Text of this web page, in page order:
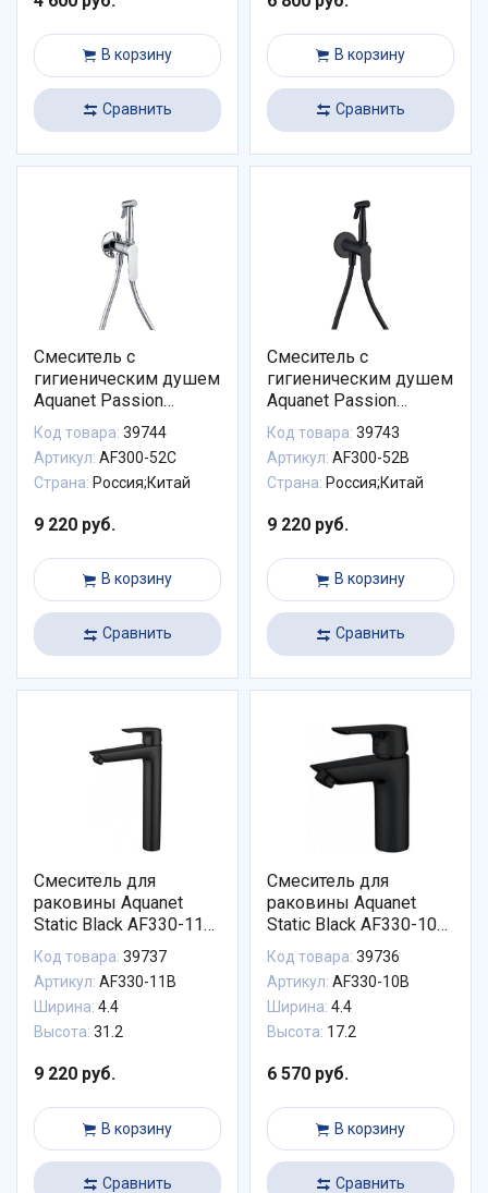
В корзину
Сравнить
В корзину
Сравнить
Смеситель с
гигиеническим душем
Aquanet Passion
AF300-52С (с
внутренней частью)
AF300-52С
Код товара: 39744
Артикул: AF300-52С
Страна: Россия;Китай
9 220 руб.
В корзину
Сравнить
Смеситель с
гигиеническим душем
Aquanet Passion
AF300-52B (с
внутренней частью)
AF300-52B
Код товара: 39743
Артикул: AF300-52B
Страна: Россия;Китай
9 220 руб.
В корзину
Сравнить
Смеситель для
раковины Aquanet
Static Black AF330-11B
AF330-11B
Код товара: 39737
Артикул: AF330-11B
Ширина: 4.4
Высота: 31.2
9 220 руб.
В корзину
Сравнить
Смеситель для
раковины Aquanet
Static Black AF330-10B
AF330-10B
Код товара: 39736
Артикул: AF330-10B
Ширина: 4.4
Высота: 17.2
6 570 руб.
В корзину
Сравнить